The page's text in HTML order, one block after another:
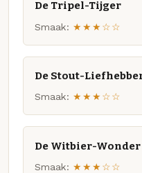
De Tripel-Tijger
Smaak: ★★★☆☆
De Stout-
Smaak: ★★★☆☆
De Witbier-Wonder
Smaak: ★★★☆☆